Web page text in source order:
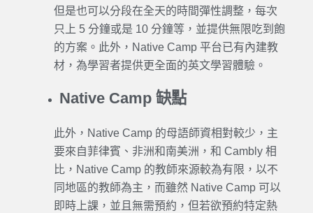
但是也可以分段在全天的時間彈性調整，每次
只上 5 分鐘或是 10 分鐘等，並提供無限吃到飽
的方案。此外， Native Camp平台已有內建教
材，為學習者提供更全面的英文學習體驗。
Native Camp 缺點
此外， Native Camp的母語師資相對較少，主
要來自菲律賓、非洲和南美洲，和 Cambly相
比， Native Camp 的教師來源較為有限，以不
同地區的教師為主，而雖然 Native Camp可以
即時上課，並且無需預約，但若欲預約特定熱